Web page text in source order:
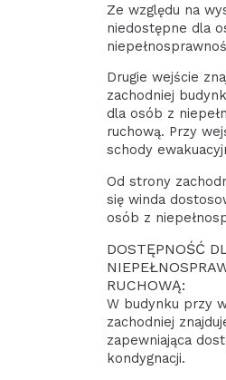
Ze względu na
niedostępne dla
Drugie wejście
zachodniej
dla osób z
ruchową. Przy
schody
Od strony
się winda
osób z
DOSTĘPNOŚĆ
RUCHOWĄ:
W budynku przy
zachodniej
zapewniająca
kondygnacji.